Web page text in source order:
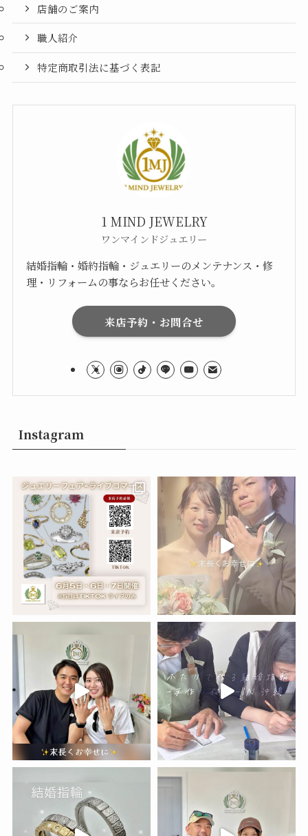
店舗のご案内
職人紹介
特定商取引法に基づく表記
1 MIND JEWELRY
ワンマインドジュエリー
結婚指輪・婚約指輪・ジュエリーのメンテナンス・修
理・リフォームの事ならお任せください。
来店予約・お問合せ
Instagram